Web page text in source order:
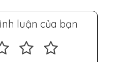
luận của bạn